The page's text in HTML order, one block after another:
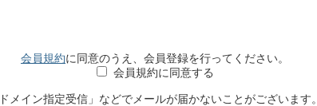
会員規約に同意のうえ、会員登録を行ってください。
会員規約に同意する
ドメイン指定受信」などでメールが届かないことがございます。